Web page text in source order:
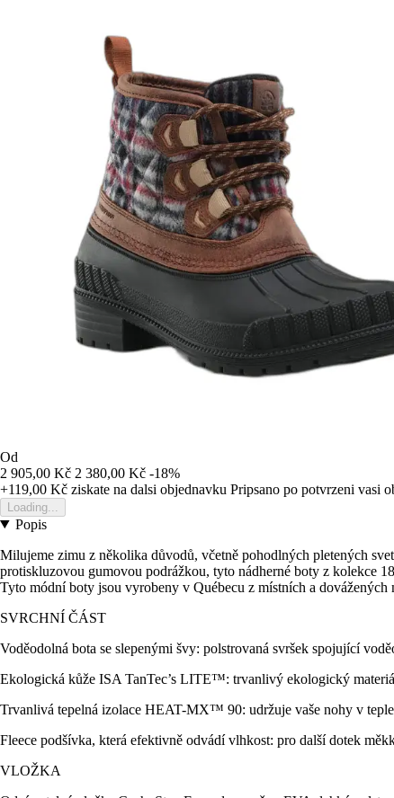
Od
2 905,00 Kč 2 380,00 Kč -18%
+119,00 Kč ziskate na dalsi objednavku Pripsano po potvrzeni vasi
Loading...
Popis
Milujeme zimu z několika důvodů, včetně pohodlných pletených
protiskluzovou gumovou podrážkou, tyto nádherné boty z kolekce
Tyto módní boty jsou vyrobeny v Québecu z místních a dovážených
SVRCHNÍ ČÁST
Voděodolná bota se slepenými švy: polstrovaná svršek spojující
Ekologická kůže ISA TanTec’s LITE™: trvanlivý ekologický
Trvanlivá tepelná izolace HEAT-MX™ 90: udržuje vaše nohy v
Fleece podšívka, která efektivně odvádí vlhkost: pro další dotek
VLOŽKA